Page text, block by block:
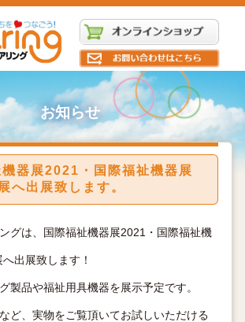
お知らせ
器展2021・国際福祉機器展
へ出展致します。
グは、国際福祉機器展2021・国際福祉機
出展致します！
製品や福祉用具機器を展示予定です。
ど、実物をご覧頂いてお試しいただける